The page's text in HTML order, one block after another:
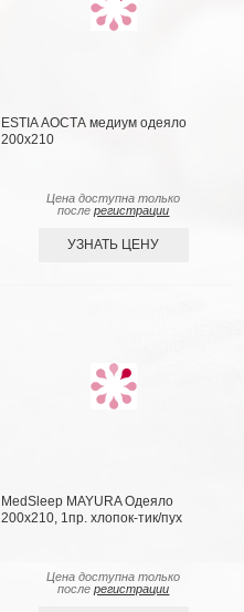
ESTIA АОСТА медиум одеяло
200x210
Цена доступна только
послерегистрации
УЗНАТЬ ЦЕНУ
MedSleep MAYURA Одеяло
200х210, 1пр. хлопок-тик/пух
Цена доступна только
послерегистрации